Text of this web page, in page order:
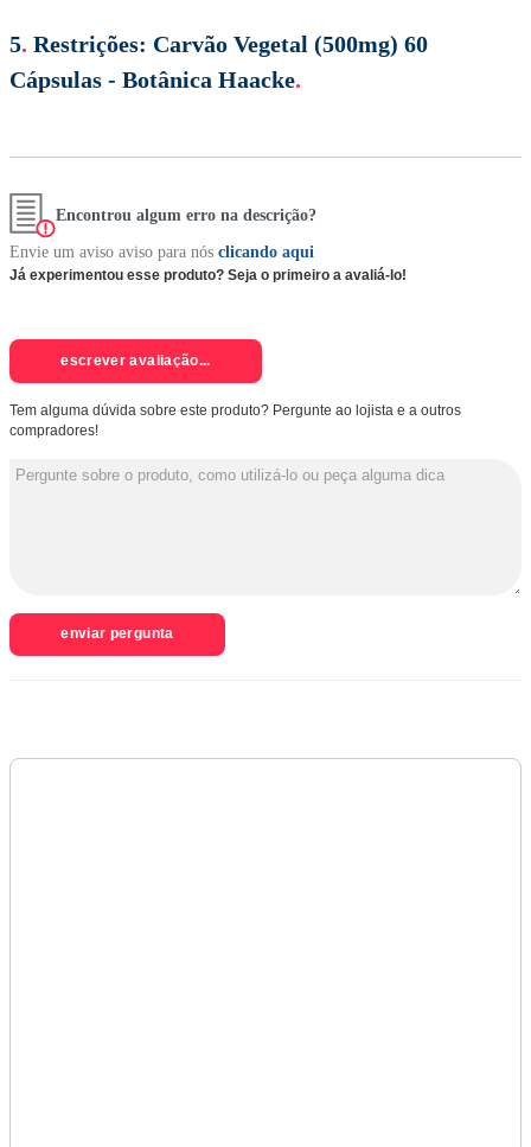
5. Restrições: Carvão Vegetal (500mg) 60
Cápsulas - Botânica Haacke.
Encontrou algum erro na descrição?
Envie um aviso aviso para nós clicando aqui
Já experimentou esse produto? Seja o primeiro a avaliá-lo!
escrever avaliação...
Tem alguma dúvida sobre este produto? Pergunte ao lojista e a outros
compradores!
enviar pergunta